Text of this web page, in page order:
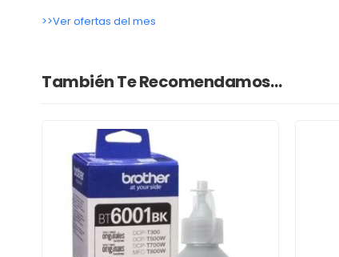
>>Ver ofertas del mes
También Te Recomendamos…